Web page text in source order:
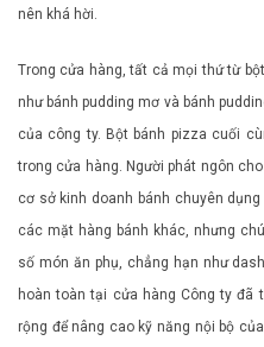
nên khá hời.
Trong cửa hàng, tất cả mọi thứ từ
như bánh pudding mơ và bánh
của công ty. Bột bánh pizza cuối
trong cửa hàng. Người phát ngôn
cơ sở kinh doanh bánh chuyên
các mặt hàng bánh khác, nhưng
số món ăn phụ, chẳng hạn như
hoàn toàn tại cửa hàng Công ty
rộng để nâng cao kỹ năng nội bộ